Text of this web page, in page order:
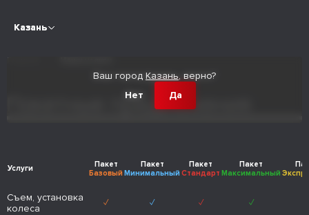
Казань
Ваш город Казань, верно?
Нет
Да
Главная
Пакетные предложения
Услуги
Пакет
Базовый
Пакет
Минимальный
Пакет
Стандарт
Пакет
Максимальный
Съем, установка
колеса
✓ ✓ ✓ ✓
Казань
Ваш город Казань, верно?
Нет
Да